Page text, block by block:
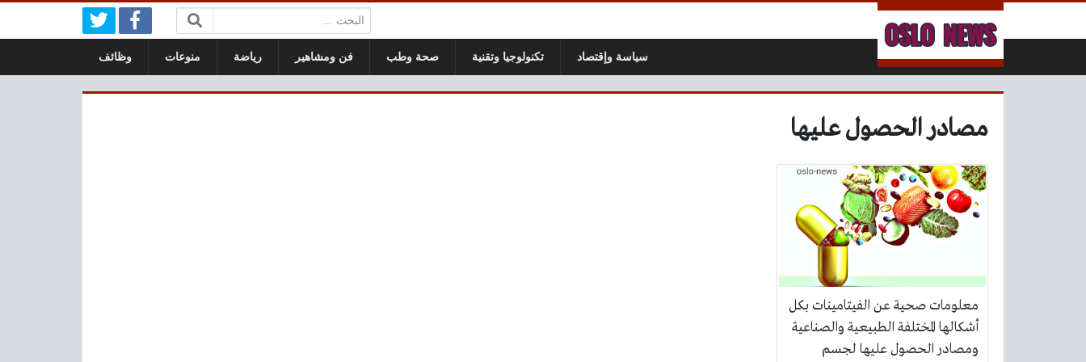
التخطي إلى المحتوى
البحث:
سياسة وإقتصاد تكنولوجيا وتقنية صحة وطب فن ومشاهير رياضة منوعات وظائف
مصادر الحصول عليها
معلومات صحية عن الفيتامينات بكل
أشكالها المختلفة الطبيعية والصناعية
ومصادر الحصول عليها لجسم